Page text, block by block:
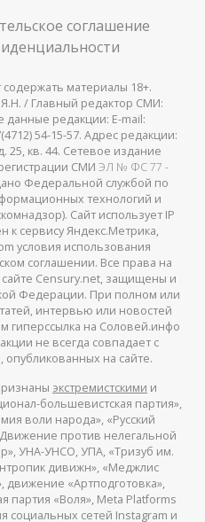
соглашение
материалы 18+.
/ Главный редактор СМИ:
данные редакции: E-mail:
54-15-57. Адрес редакции:
25, кв. 44. Сетевое издание
СМИ ЭЛ № ФС 77 -
Федеральной службой по
технологий и
Сайт использует IP
к сервису Яндекс.Метрика,
условия использования
соглашении. Все права на
Censury.net, защищены и
Федерации. При полном или
интервью или новостей
гиперссылка на Соловей.инфо
не всегда совпадает с
на сайте.
экстремистскими и
большевистская партия»,
воли народа», «Русский
против нелегальной
УНА-УНСО, УПА, «Тризуб им.
дивижн», «Меджлис
движение «Артподготовка»,
партия «Воля», Meta Platforms
социальных сетей Instagram и